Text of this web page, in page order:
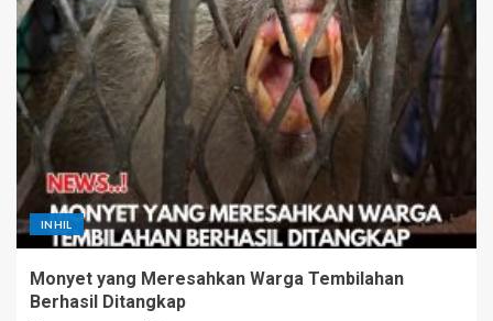
INHIL
Monyet yang Meresahkan Warga Tembilahan
Berhasil Ditangkap